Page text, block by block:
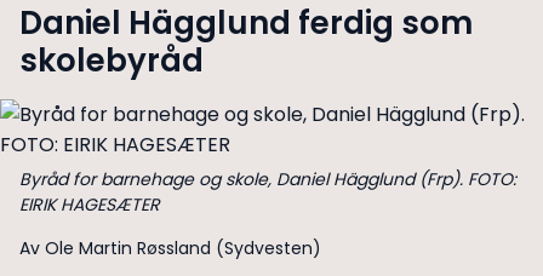
Daniel Hägglund ferdig som
skolebyråd
Byråd for barnehage og skole, Daniel Hägglund (Frp). FOTO:
EIRIK HAGESÆTER
Av Ole Martin Røssland (Sydvesten)